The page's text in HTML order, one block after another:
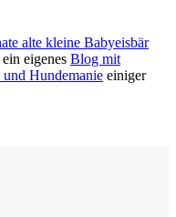
alte kleine Babyeisbär
eigenes Blog mit
Hundemanie einiger